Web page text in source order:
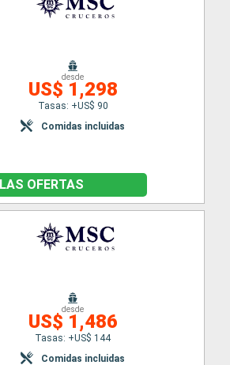
desde
US$ 1,298
Tasas: +US$ 90
Comidas incluidas
OFERTAS
desde
US$ 1,486
Tasas: +US$ 144
Comidas incluidas